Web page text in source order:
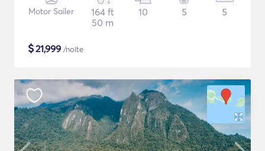
Motor Sailer
164 ft
50 m
10 5 5
$21,999 /noite